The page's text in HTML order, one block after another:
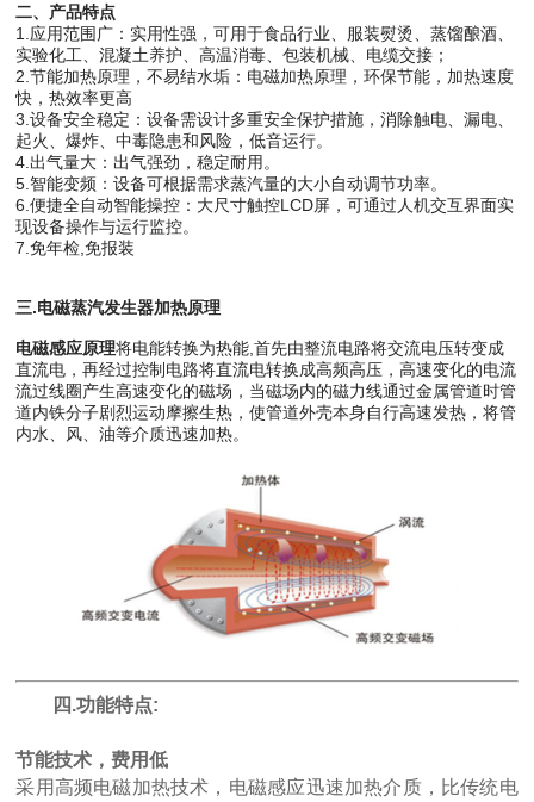
二、产品特点
1.应用范围广：实用性强，可用于食品行业、服装熨烫、蒸馏酿酒、
实验化工、混凝土养护、高温消毒、包装机械、电缆交接；
2.节能加热原理，不易结水垢：电磁加热原理，环保节能，加热速度
快，热效率更高
3.设备安全稳定：设备需设计多重安全保护措施，消除触电、漏电、
起火、爆炸、中毒隐患和风险，低音运行。
4.出气量大：出气强劲，稳定耐用。
5.智能变频：设备可根据需求蒸汽量的大小自动调节功率。
6.便捷全自动智能操控：大尺寸触控LCD屏，可通过人机交互界面实
现设备操作与运行监控。
7.免年检,免报装
三.电磁蒸汽发生器加热原理
电磁感应原理将电能转换为热能,首先由整流电路将交流电压转变成
直流电，再经过控制电路将直流电转换成高频高压，高速变化的电流
流过线圈产生高速变化的磁场，当磁场内的磁力线通过金属管道时管
道内铁分子剧烈运动摩擦生热，使管道外壳本身自行高速发热，将管
内水、风、油等介质迅速加热。
四.功能特点:
节能技术，费用低
采用高频电磁加热技术，电磁感应迅速加热介质，比传统电